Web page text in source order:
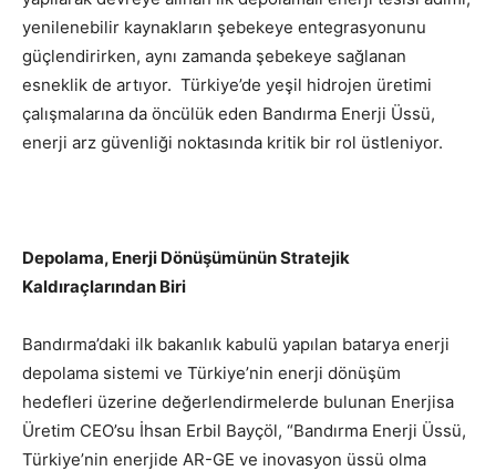
yenilenebilir kaynakların şebekeye entegrasyonunu
güçlendirirken, aynı zamanda şebekeye sağlanan
esneklik de artıyor. Türkiye’de yeşil hidrojen üretimi
çalışmalarına da öncülük eden Bandırma Enerji Üssü,
enerji arz güvenliği noktasında kritik bir rol üstleniyor.
Depolama, Enerji Dönüşümünün Stratejik
Kaldıraçlarından Biri
Bandırma’daki ilk bakanlık kabulü yapılan batarya enerji
depolama sistemi ve Türkiye’nin enerji dönüşüm
hedefleri üzerine değerlendirmelerde bulunan Enerjisa
Üretim CEO’su İhsan Erbil Bayçöl, “Bandırma Enerji Üssü,
Türkiye’nin enerjide AR-GE ve inovasyon üssü olma